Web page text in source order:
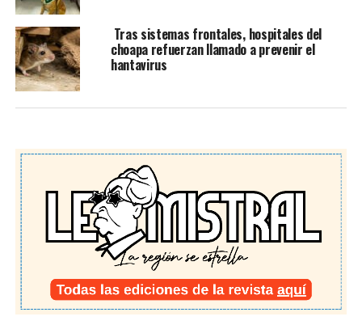
Tras sistemas frontales, hospitales del
choapa refuerzan llamado a prevenir el
hantavirus